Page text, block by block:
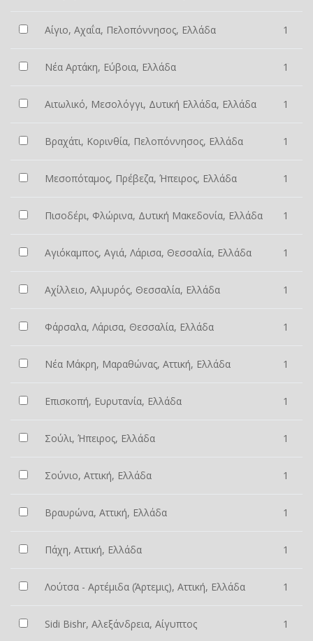
Αίγιο, Αχαΐα, Πελοπόννησος, Ελλάδα 1
Νέα Αρτάκη, Εύβοια, Ελλάδα 1
Αιτωλικό, Μεσολόγγι, Δυτική Ελλάδα, Ελλάδα 1
Βραχάτι, Κορινθία, Πελοπόννησος, Ελλάδα 1
Μεσοπόταμος, Πρέβεζα, Ήπειρος, Ελλάδα 1
Πισοδέρι, Φλώρινα, Δυτική Μακεδονία, Ελλάδα 1
Αγιόκαμπος, Αγιά, Λάρισα, Θεσσαλία, Ελλάδα 1
Αχίλλειο, Αλμυρός, Θεσσαλία, Ελλάδα 1
Φάρσαλα, Λάρισα, Θεσσαλία, Ελλάδα 1
Νέα Μάκρη, Μαραθώνας, Αττική, Ελλάδα 1
Επισκοπή, Ευρυτανία, Ελλάδα 1
Σούλι, Ήπειρος, Ελλάδα 1
Σούνιο, Αττική, Ελλάδα 1
Βραυρώνα, Αττική, Ελλάδα 1
Πάχη, Αττική, Ελλάδα 1
Λούτσα - Αρτέμιδα (Άρτεμις), Αττική, Ελλάδα 1
Sidi Bishr, Αλεξάνδρεια, Αίγυπτος 1